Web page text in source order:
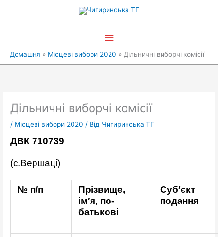
Головне
Домашня Місцеві вибори 2020 Дільничні виборчі комісії
Дільничні виборчі комісії
/ Місцеві вибори 2020 / Від Чигиринська ТГ
ДВК 710739
(с.Вершаці)
№ п/п
Прізвище,
ім′я, по-
батькові
Суб′єкт
подання